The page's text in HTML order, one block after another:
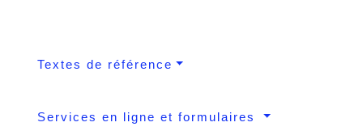
Textes de référence
Services en ligne et formulaires